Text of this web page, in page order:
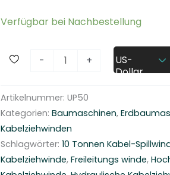
Verfügbar bei Nachbestellung
-
r
a
u
l
i
+
US-
Dollar
Artikelnummer:UP50
Kategorien:Baumaschinen,
Kabelziehwinden
Schlagwörter:10 Tonnen Kabel-
Kabelziehwinde,Freileitungs winde,